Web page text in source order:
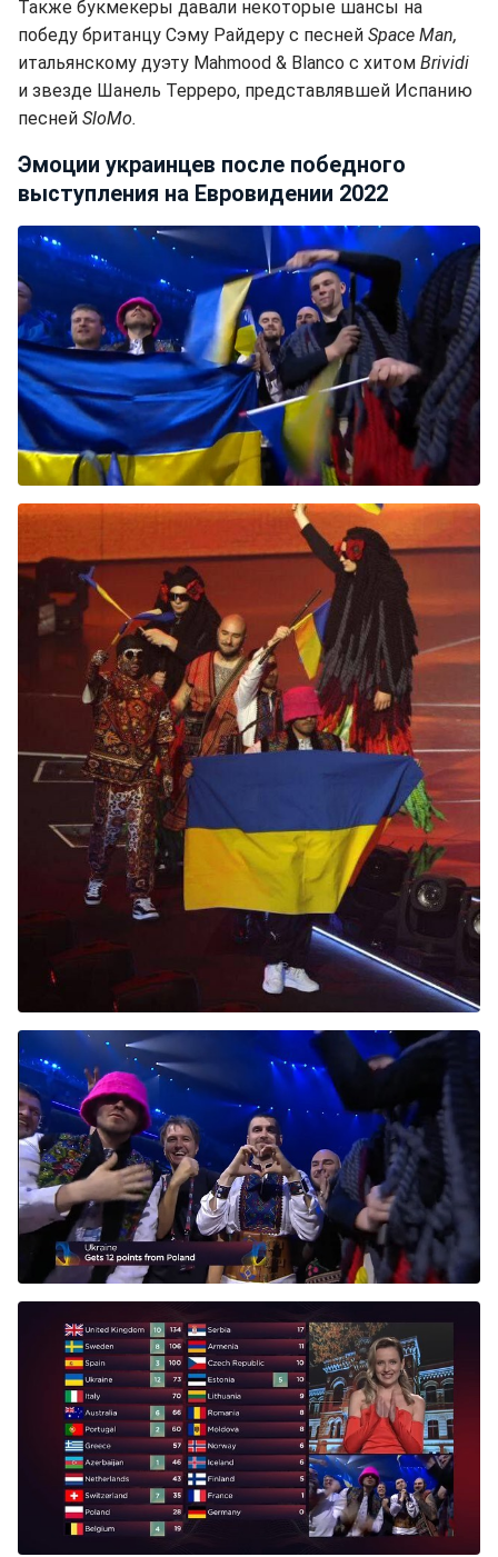
Также букмекеры давали некоторые шансы на
победу британцу Сэму Райдеру с песней Space Man,
итальянскому дуэту Mahmood & Blanco с хитом Brividi
и звезде Шанель Терреро, представлявшей Испанию
песней SloMo.
Эмоции украинцев после победного
выступления на Евровидении 2022